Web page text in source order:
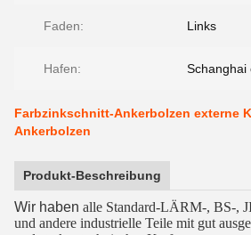
Faden: Links
Hafen: Schanghai
Farbzinkschnitt-Ankerbolzen externe
Ankerbolzen
Produkt-Beschreibung
Wir haben alle Standard-LÄRM-, BS-,
und andere industrielle Teile mit gut